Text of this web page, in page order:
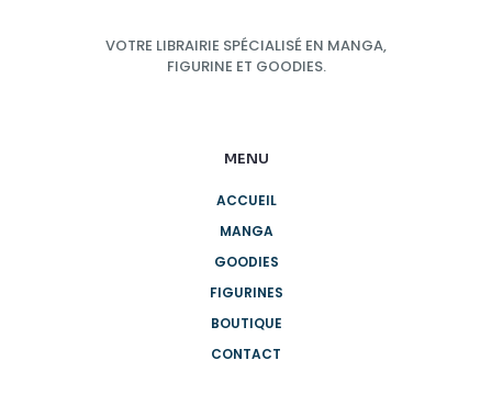
VOTRE LIBRAIRIE SPÉCIALISÉ EN MANGA,
FIGURINE ET GOODIES.
MENU
ACCUEIL
MANGA
GOODIES
FIGURINES
BOUTIQUE
CONTACT